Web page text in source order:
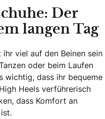
Der
langen Tag
viel auf den Beinen sein
oder beim Laufen
wichtig, dass ihr bequeme
Heels verführerisch
dass Komfort an